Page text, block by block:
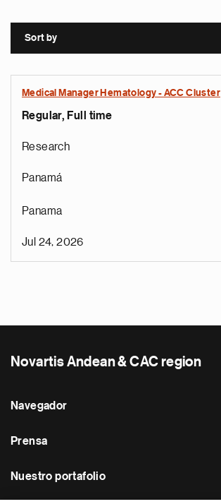
Sort by
Medical Manager Hematology - ACC Cluster
Regular, Full time
Research
Panamá
Panama
Jul 24, 2026
Novartis Andean & CAC region
Navegador
Prensa
Nuestro portafolio